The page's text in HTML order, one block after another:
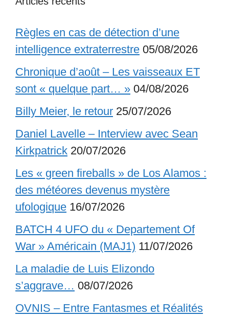
Règles en cas de détection d’une
intelligence extraterrestre 05/08/2026
Chronique d’août – Les vaisseaux ET
sont « quelque part… » 04/08/2026
Billy Meier, le retour 25/07/2026
Daniel Lavelle – Interview avec Sean
Kirkpatrick 20/07/2026
Les « green fireballs » de Los Alamos :
des météores devenus mystère
ufologique 16/07/2026
BATCH 4 UFO du « Departement Of
War » Américain (MAJ1) 11/07/2026
La maladie de Luis Elizondo
s’aggrave… 08/07/2026
OVNIS – Entre Fantasmes et Réalités